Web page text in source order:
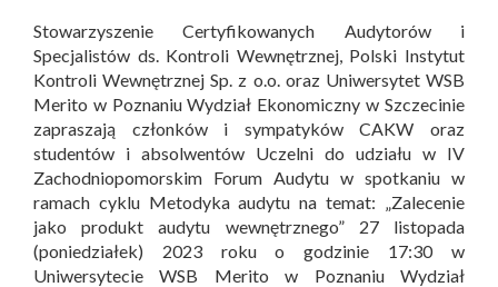
Stowarzyszenie Certyfikowanych Audytorów i
Specjalistów ds. Kontroli Wewnętrznej, Polski Instytut
Kontroli Wewnętrznej Sp. z o.o. oraz Uniwersytet WSB
Merito w Poznaniu Wydział Ekonomiczny w Szczecinie
zapraszają członków i sympatyków CAKW oraz
studentów i absolwentów Uczelni do udziału w IV
Zachodniopomorskim Forum Audytu w spotkaniu w
ramach cyklu Metodyka audytu na temat: „Zalecenie
jako produkt audytu wewnętrznego” 27 listopada
(poniedziałek) 2023 roku o godzinie 17:30 w
Uniwersytecie WSB Merito w Poznaniu Wydział